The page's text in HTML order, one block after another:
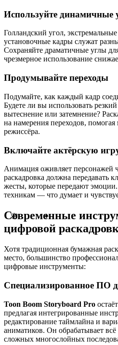
🌸 ✦
Используйте динамичные
Голландский угол,
установочные кадры служат
Сохраняйте драматичные углы
чрезмерное использование
Продумывайте переходы
Подумайте, как каждый кадр
Будете ли вы использовать
вытеснение или затемнение?
на намерения переходов,
режиссёра.
Включайте актёрскую
Анимация оживляет персонажей
раскадровка должна передавать
жесты, которые передают
техникам — что думает и
Современные
цифровой
Хотя традиционная бумажная
место, большинство
цифровые инструменты:
Специализированное ПО
Toon Boom Storyboard Pro
предлагая интегрированные
редактирование таймлайна и
аниматиков. Он обрабатывает
сложных многослойных